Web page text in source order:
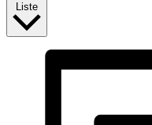
Liste